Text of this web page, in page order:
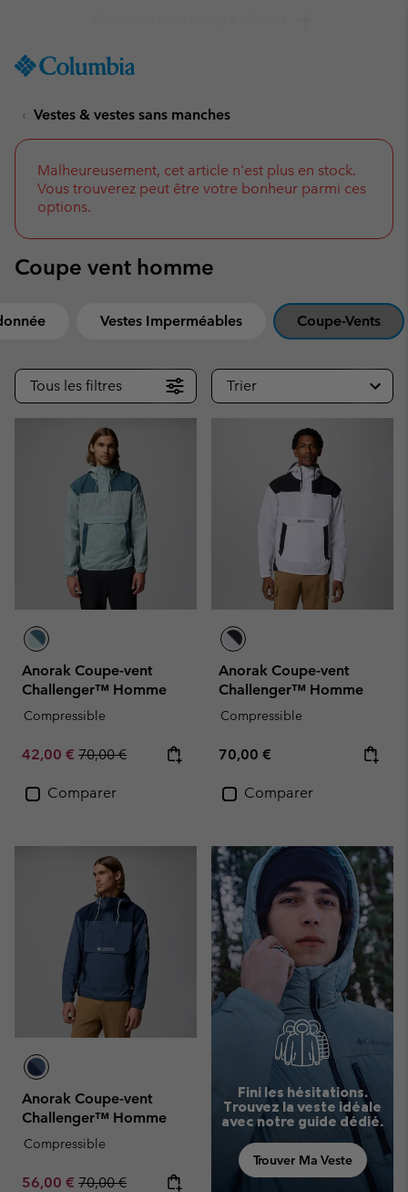
TO
SKIP
NAV
SKIP
TO
SEARCH
Vestes & vestes sans manches
Malheureusement, cet article n'est plus en stock.
Vous trouverez peut être votre bonheur parmi ces
options.
Coupe vent homme
Vestes Imperméables Coupe-Vents
Tous les filtres Trier
Anorak Coupe-vent
Challenger™ Homme
Compressible
Sale price:
42,00 € Regular price:
70,00 €
Comparer
Anorak Coupe-vent
Challenger™ Homme
Compressible
Regular price:
70,00 €
Comparer
Anorak Coupe-vent
Challenger™ Homme
Compressible
Sale price:
56,00 € Regular price:
70,00 €
Fini les hésitations.
Trouvez la veste idéale
avec notre guide dédié.
Trouver Ma Veste